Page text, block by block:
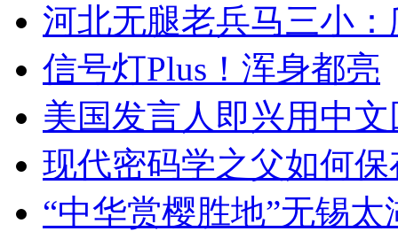
河北无腿老兵马三小
信号灯Plus！浑身都亮
美国发言人即兴用中
现代密码学之父如何
“中华赏樱胜地”无锡